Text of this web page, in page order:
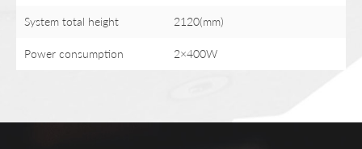
System total height 2120(mm)
Power consumption 2×400W